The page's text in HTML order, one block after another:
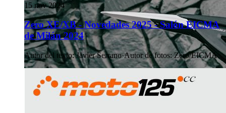
15 nov 2024
Zero XE/XB - Novedades 2025 - Salón EICMA
de Milán 2024
Autor del texto: Javier Serrano·Autor de fotos: Zero/EICMA